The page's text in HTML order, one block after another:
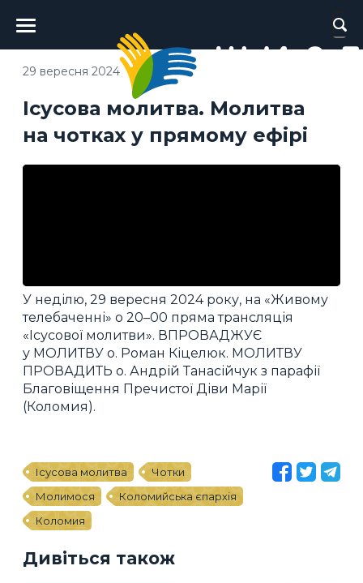
Головне
меню
Ісусова молитва. Молитва
на чотках у прямому ефірі
29 вересня 2024
У неділю, 29 вересня 2024 року, на «Живому
телебаченні» о 20–00 пряма трансляція
«Ісусової молитви». ВПРОВАДЖУЄ
у МОЛИТВУ о. Роман Кіцелюк. МОЛИТВУ
ПРОВАДИТЬ о. Андрій Танасійчук з парафії
Благовіщення Пречистої Діви Марії
(Коломия).
Ісусова молитва
Чотки
Молимося
Коломийська єпархія
Коломия
Дивіться також